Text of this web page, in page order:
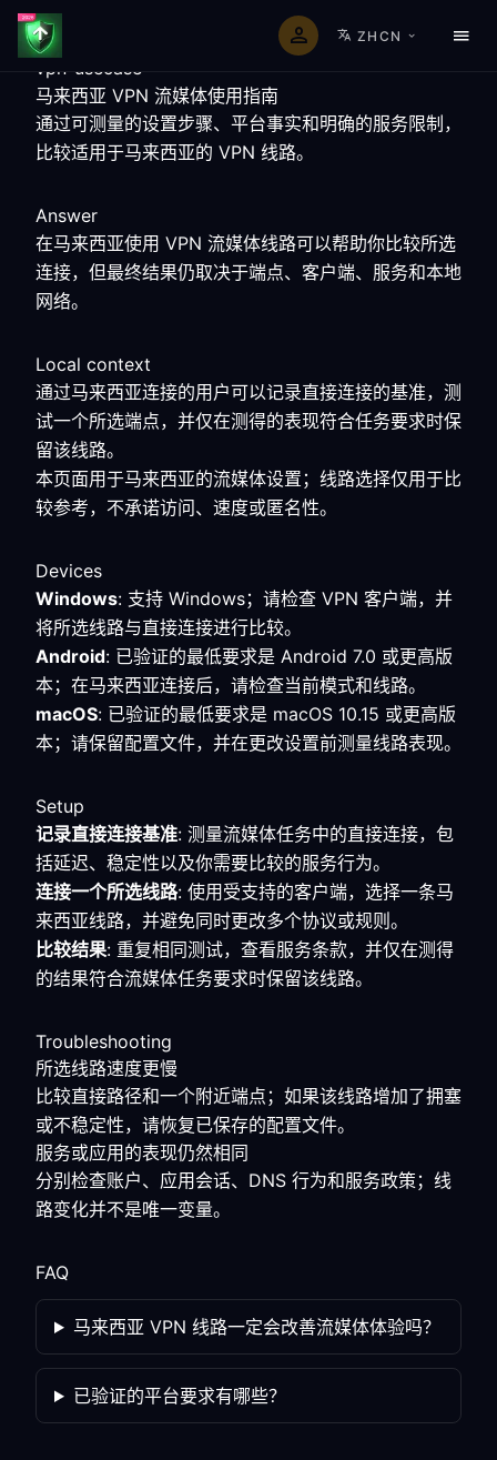
ZHCN
vpn-usecase
马来西亚 VPN 流媒体使用指南
通过可测量的设置步骤、平台事实和明确的服务限制，
比较适用于马来西亚的 VPN 线路。
Answer
在马来西亚使用 VPN 流媒体线路可以帮助你比较所选
连接，但最终结果仍取决于端点、客户端、服务和本地
网络。
Local context
通过马来西亚连接的用户可以记录直接连接的基准，测
试一个所选端点，并仅在测得的表现符合任务要求时保
留该线路。
本页面用于马来西亚的流媒体设置；线路选择仅用于比
较参考，不承诺访问、速度或匿名性。
Devices
Windows: 支持 Windows；请检查 VPN 客户端，并
将所选线路与直接连接进行比较。
Android: 已验证的最低要求是 Android 7.0 或更高版
本；在马来西亚连接后，请检查当前模式和线路。
macOS: 已验证的最低要求是 macOS 10.15 或更高版
本；请保留配置文件，并在更改设置前测量线路表现。
Setup
记录直接连接基准: 测量流媒体任务中的直接连接，包
括延迟、稳定性以及你需要比较的服务行为。
连接一个所选线路: 使用受支持的客户端，选择一条马
来西亚线路，并避免同时更改多个协议或规则。
比较结果: 重复相同测试，查看服务条款，并仅在测得
的结果符合流媒体任务要求时保留该线路。
Troubleshooting
所选线路速度更慢
比较直接路径和一个附近端点；如果该线路增加了拥塞
或不稳定性，请恢复已保存的配置文件。
服务或应用的表现仍然相同
分别检查账户、应用会话、DNS 行为和服务政策；线
路变化并不是唯一变量。
FAQ
马来西亚 VPN 线路一定会改善流媒体体验吗？
已验证的平台要求有哪些？